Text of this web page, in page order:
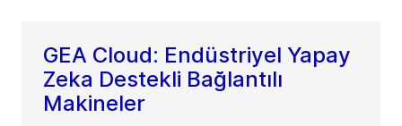
GEA Cloud: Endüstriyel Yapay
Zeka Destekli Bağlantılı
Makineler